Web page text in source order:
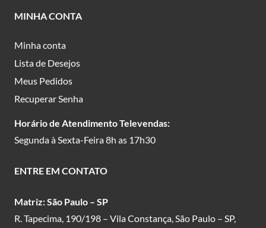
MINHA CONTA
Minha conta
Lista de Desejos
Meus Pedidos
Recuperar Senha
Horário de Atendimento Televendas:
Segunda à Sexta-Feira 8h as 17h30
ENTRE EM CONTATO
Matriz: São Paulo – SP
R. Tapecima, 190/198 – Vila Constança, São Paulo – SP,